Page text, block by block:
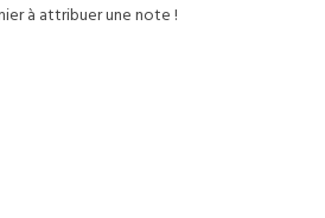
à attribuer une note !